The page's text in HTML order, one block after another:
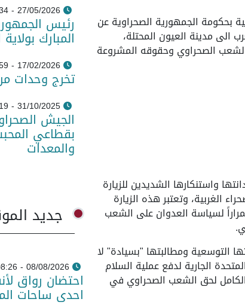
الأفريقية بحكومة الجمهورية الصحراوية عن
الى مدينة العيون المحتلة،
الصحراوي وحقوقه المشروعة
واستنكارها الشديدين للزيارة
الغربية، وتعتبر هذه الزيارة
لسياسة العدوان على الشعب
التوسعية ومطالبتها "بسيادة" لا
الجارية لدفع عملية السلام
لحق الشعب الصحراوي في
27/05/2026 - 11:34
رئيس
المبارك
17/02/2026 - 12:59
تخرج وحدات
31/10/2025 - 18:19
الجيش
بقطاعي
والمعدات
جديد
08/08/2026 - 08:26
احتضان رواق
احدى ساحات